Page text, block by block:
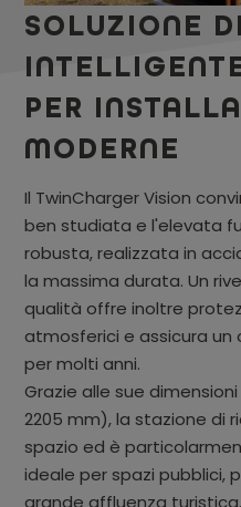
SOLUZIONE
PER
MODERNE
Il TwinCharger Vision
ben studiata e l'elevata
robusta, realizzata in
la massima durata. Un
qualità offre inoltre
atmosferici e assicura
per molti anni.
Grazie alle sue
2205 mm), la stazione di
spazio ed è
ideale per spazi pubblici,
grande affluenza turistica.